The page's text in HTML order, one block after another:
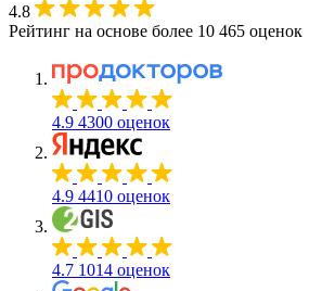
4.8
Рейтинг на основе более 10 465 оценок
4.9 4300 оценок
4.9 4410 оценок
4.7 1014 оценок